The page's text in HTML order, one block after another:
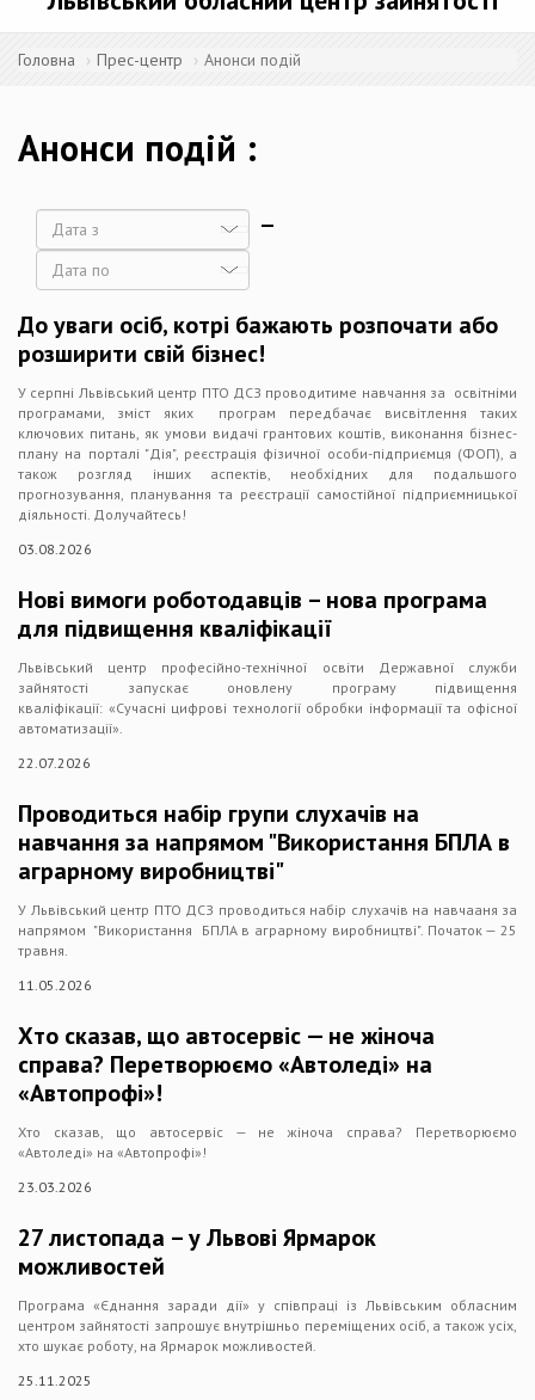
Головна Прес-центр Анонси подій
Анонси подій
Дата
До уваги осіб, котрі бажають розпочати або
розширити свій бізнес!
У серпні Львівський центр ПТО ДСЗ проводитиме навчання за освітніми
програмами, зміст яких програм передбачає висвітлення таких
ключових питань, як умови видачі грантових коштів, виконання бізнес-
плану на порталі "Дія", реєстрація фізичної особи-підприємця (ФОП), а
також розгляд інших аспектів, необхідних для подальшого
прогнозування, планування та реєстрації самостійної підприємницької
діяльності. Долучайтесь!
03.08.2026
Нові вимоги роботодавців – нова програма
для підвищення кваліфікації
Львівський центр професійно-технічної освіти Державної служби
зайнятості запускає оновлену програму підвищення
кваліфікації: «Сучасні цифрові технології обробки інформації та офісної
автоматизації».
22.07.2026
Проводиться набір групи слухачів на
навчання за напрямом "Використання БПЛА в
аграрному виробництві"
У Львівський центр ПТО ДСЗ проводиться набір слухачів на навчааня за
напрямом "Використання БПЛА в аграрному виробництві". Початок — 25
травня.
11.05.2026
Хто сказав, що автосервіс — не жіноча
справа? Перетворюємо «Автоледі» на
«Автопрофі»!
Хто сказав, що автосервіс — не жіноча справа? Перетворюємо
«Автоледі» на «Автопрофі»!
23.03.2026
27 листопада – у Львові Ярмарок
можливостей
Програма «Єднання заради дії» у співпраці із Львівським обласним
центром зайнятості запрошує внутрішньо переміщених осіб, а також усіх,
хто шукає роботу, на Ярмарок можливостей.
25.11.2025